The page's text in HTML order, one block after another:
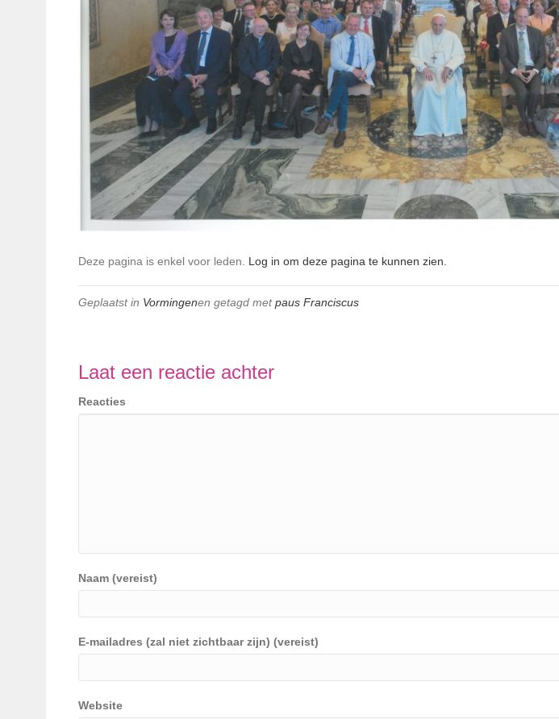
Deze pagina is enkel voor leden. Log in om deze pagina te kunnen zien.
Geplaatst in Vormingenen getagd metpaus Franciscus
Laat een reactie achter
Reacties
Naam (vereist)
E-mailadres (zal niet zichtbaar zijn) (vereist)
Website